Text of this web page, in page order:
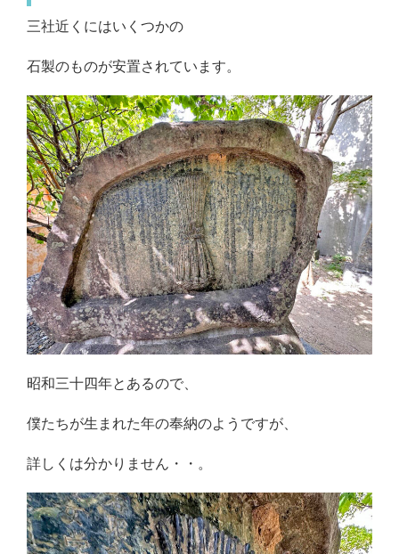
三社近くにはいくつかの
石製のものが安置されています。
昭和三十四年とあるので、
僕たちが生まれた年の奉納のようですが、
詳しくは分かりません・・。